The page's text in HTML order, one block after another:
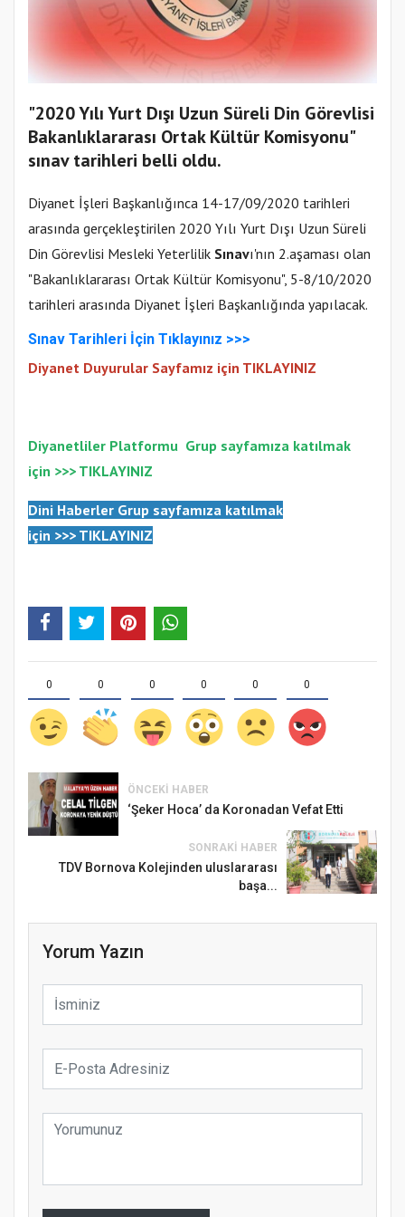
"2020 Yılı Yurt Dışı Uzun Süreli Din Görevlisi
Bakanlıklararası Ortak Kültür Komisyonu"
sınav tarihleri belli oldu.
Diyanet İşleri Başkanlığınca 14-17/09/2020 tarihleri
arasında gerçekleştirilen 2020 Yılı Yurt Dışı Uzun Süreli
Din Görevlisi Mesleki Yeterlilik Sınavı'nın 2.aşaması olan
"Bakanlıklararası Ortak Kültür Komisyonu", 5-8/10/2020
tarihleri arasında Diyanet İşleri Başkanlığında yapılacak.
Sınav Tarihleri İçin Tıklayınız >>>
Diyanet Duyurular Sayfamız için TIKLAYINIZ
Diyanetliler Platformu Grup sayfamıza katılmak
için >>> TIKLAYINIZ
Dini Haberler Grup sayfamıza katılmak
için >>> TIKLAYINIZ
0 0 0 0 0 0
ÖNCEKI HABER
‘Şeker Hoca’ da Koronadan Vefat Etti
SONRAKI HABER
TDV Bornova Kolejinden uluslararası
başa...
Yorum Yazın
Samsun Atakum’da Ayasofya Camii
Etkinliği